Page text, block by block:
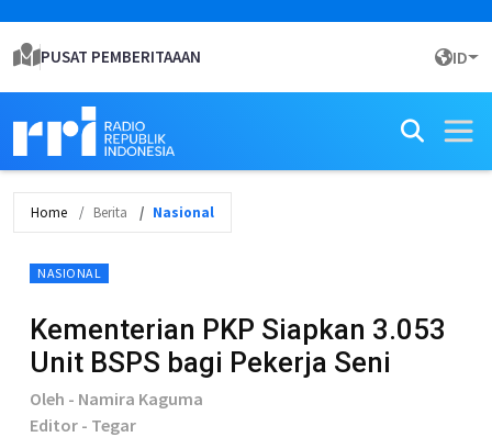
PUSAT PEMBERITAAAN ID
Home Berita Nasional
NASIONAL
Kementerian PKP Siapkan 3.053
Unit BSPS bagi Pekerja Seni
Oleh - Namira Kaguma
Editor - Tegar